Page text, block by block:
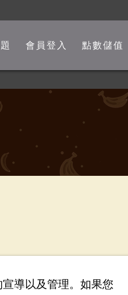
館
版
會員登入 點數儲值
導以及管理。如果您